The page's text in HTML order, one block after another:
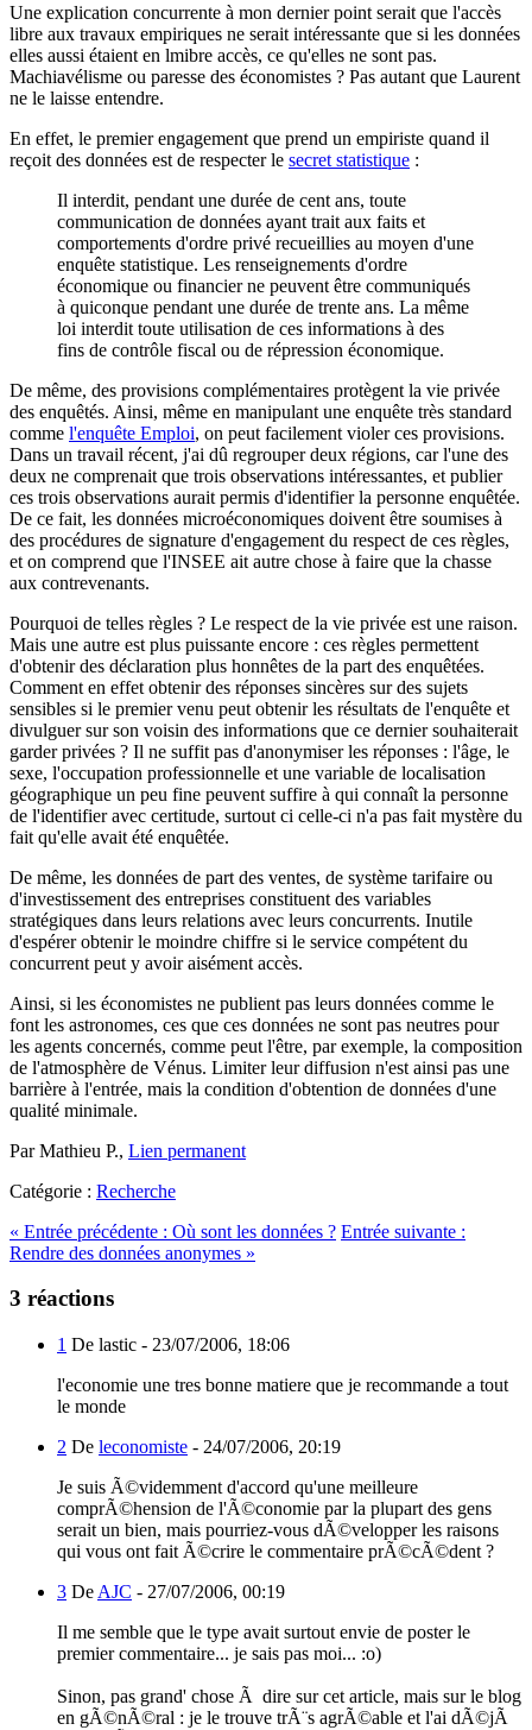
Une explication concurrente à mon dernier point serait que l'accès
libre aux travaux empiriques ne serait intéressante que si les données
elles aussi étaient en lmibre accès, ce qu'elles ne sont pas.
Machiavélisme ou paresse des économistes ? Pas autant que Laurent
ne le laisse entendre.
En effet, le premier engagement que prend un empiriste quand il
reçoit des données est de respecter le secret statistique :
Il interdit, pendant une durée de cent ans, toute
communication de données ayant trait aux faits et
comportements d'ordre privé recueillies au moyen d'une
enquête statistique. Les renseignements d'ordre
économique ou financier ne peuvent être communiqués
à quiconque pendant une durée de trente ans. La même
loi interdit toute utilisation de ces informations à des
fins de contrôle fiscal ou de répression économique.
De même, des provisions complémentaires protègent la vie privée
des enquêtés. Ainsi, même en manipulant une enquête très standard
comme l'enquête Emploi, on peut facilement violer ces provisions.
Dans un travail récent, j'ai dû regrouper deux régions, car l'une des
deux ne comprenait que trois observations intéressantes, et publier
ces trois observations aurait permis d'identifier la personne enquêtée.
De ce fait, les données microéconomiques doivent être soumises à
des procédures de signature d'engagement du respect de ces règles,
et on comprend que l'INSEE ait autre chose à faire que la chasse
aux contrevenants.
Pourquoi de telles règles ? Le respect de la vie privée est une raison.
Mais une autre est plus puissante encore : ces règles permettent
d'obtenir des déclaration plus honnêtes de la part des enquêtées.
Comment en effet obtenir des réponses sincères sur des sujets
sensibles si le premier venu peut obtenir les résultats de l'enquête et
divulguer sur son voisin des informations que ce dernier souhaiterait
garder privées ? Il ne suffit pas d'anonymiser les réponses : l'âge, le
sexe, l'occupation professionnelle et une variable de localisation
géographique un peu fine peuvent suffire à qui connaît la personne
de l'identifier avec certitude, surtout ci celle-ci n'a pas fait mystère du
fait qu'elle avait été enquêtée.
De même, les données de part des ventes, de système tarifaire ou
d'investissement des entreprises constituent des variables
stratégiques dans leurs relations avec leurs concurrents. Inutile
d'espérer obtenir le moindre chiffre si le service compétent du
concurrent peut y avoir aisément accès.
Ainsi, si les économistes ne publient pas leurs données comme le
font les astronomes, ces que ces données ne sont pas neutres pour
les agents concernés, comme peut l'être, par exemple, la composition
de l'atmosphère de Vénus. Limiter leur diffusion n'est ainsi pas une
barrière à l'entrée, mais la condition d'obtention de données d'une
qualité minimale.
Par Mathieu P., Lien permanent
Catégorie : Recherche
« Entrée précédente : Où sont les données ? Entrée suivante :
Rendre des données anonymes »
3 réactions
1 De lastic - 23/07/2006, 18:06
l'economie une tres bonne matiere que je recommande a tout
le monde
2 De leconomiste - 24/07/2006, 20:19
Je suis Ã©videmment d'accord qu'une meilleure
comprÃ©hension de l'Ã©conomie par la plupart des gens
serait un bien, mais pourriez-vous dÃ©velopper les raisons
qui vous ont fait Ã©crire le commentaire prÃ©cÃ©dent ?
3 De AJC - 27/07/2006, 00:19
Il me semble que le type avait surtout envie de poster le
premier commentaire... je sais pas moi... :o)
Sinon, pas grand' chose Ã dire sur cet article, mais sur le blog
en gÃ©nÃ©ral : je le trouve trÃ¨s agrÃ©able et l'ai dÃ©jÃ